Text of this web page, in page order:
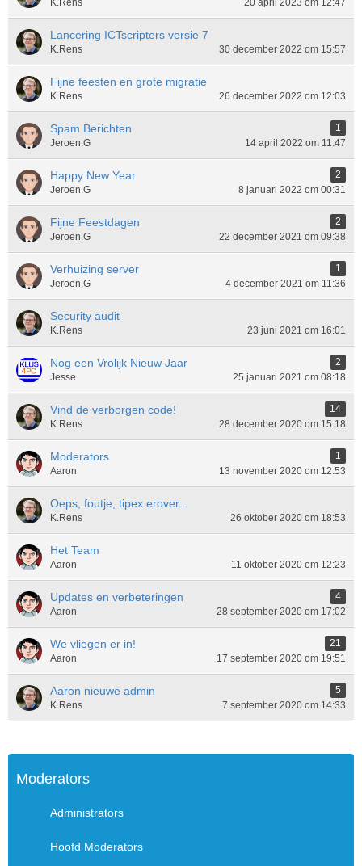
K.Rens
20 april 2023 om 12:47
Lancering ICTscripters versie 7
K.Rens 30 december 2022 om 15:57
Fijne feesten en grote migratie
K.Rens 26 december 2022 om 12:03
Spam Berichten
1
Jeroen.G
14 april 2022 om 11:47
Happy New Year
2
Jeroen.G
8 januari 2022 om 00:31
Fijne Feestdagen
2
Jeroen.G
22 december 2021 om 09:38
Verhuizing server
1
Jeroen.G
4 december 2021 om 11:36
Security audit
K.Rens 23 juni 2021 om 16:01
Nog een Vrolijk Nieuw Jaar
2
Jesse
25 januari 2021 om 08:18
Vind de verborgen code!
14
K.Rens
28 december 2020 om 15:18
Moderators
1
Aaron
13 november 2020 om 12:53
Oeps, foutje, tipex erover...
K.Rens 26 oktober 2020 om 18:53
Het Team
Aaron 11 oktober 2020 om 12:23
Updates en verbeteringen
4
Aaron
28 september 2020 om 17:02
We vliegen er in!
21
Aaron
17 september 2020 om 19:51
Aaron nieuwe admin
5
K.Rens
7 september 2020 om 14:33
Moderators
Administrators
Hoofd Moderators